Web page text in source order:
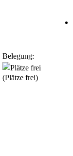
Belegung:
(Plätze frei)